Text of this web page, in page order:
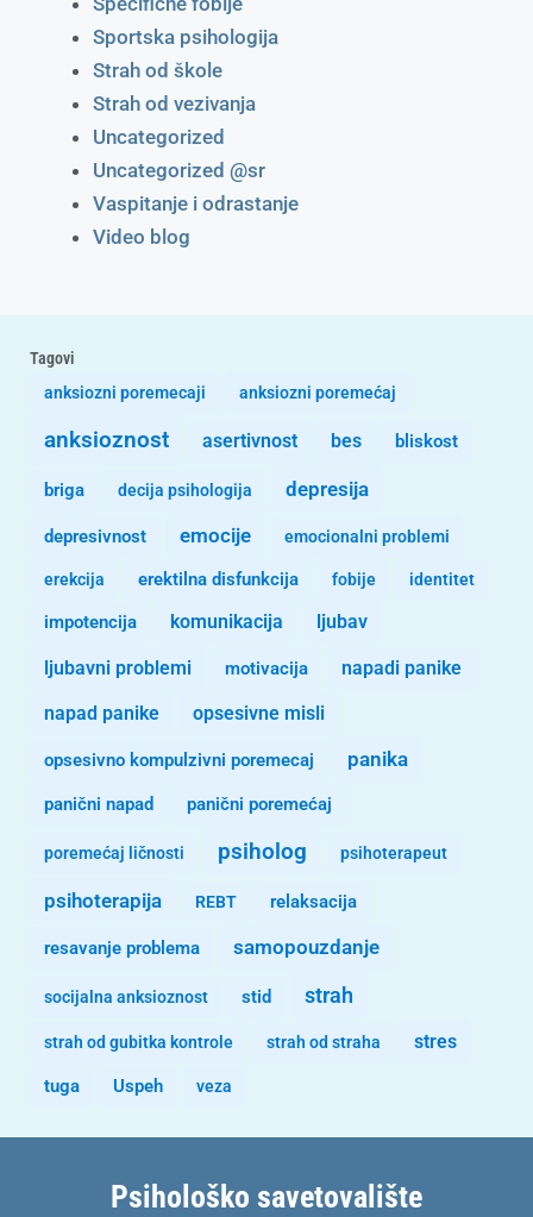
Sportska psihologija
Strah od škole
Strah od vezivanja
Uncategorized
Uncategorized @sr
Vaspitanje i odrastanje
Video blog
Tagovi
anksiozni poremecaji
anksiozni poremećaj
anksioznost asertivnost bes bliskost
briga decija psihologija depresija
depresivnost emocije emocionalni problemi
erekcija erektilna disfunkcija fobije identitet
impotencija komunikacija ljubav
ljubavni problemi motivacija napadi panike
napad panike opsesivne misli
opsesivno kompulzivni poremecaj panika
panični napad panični poremećaj
poremećaj ličnosti psiholog psihoterapeut
psihoterapija REBT relaksacija
resavanje problema samopouzdanje
socijalna anksioznost stid strah
strah od gubitka kontrole strah od straha stres
tuga Uspeh veza
Psihološko savetovalište